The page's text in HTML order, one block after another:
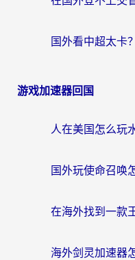
游戏加速器回国